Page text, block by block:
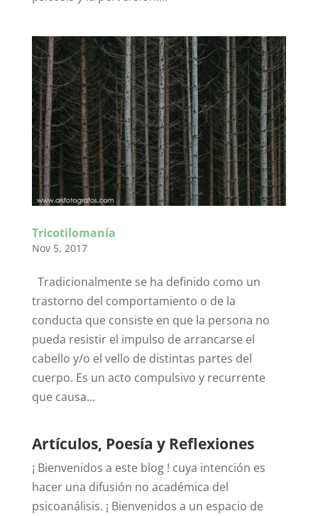
Tricotilomanía
Nov 5, 2017
Tradicionalmente se ha definido como un
trastorno del comportamiento o de la
conducta que consiste en que la persona no
pueda resistir el impulso de arrancarse el
cabello y/o el vello de distintas partes del
cuerpo. Es un acto compulsivo y recurrente
que causa...
Artículos, Poesía y Reflexiones
¡ Bienvenidos a este blog ! cuya intención es
hacer una difusión no académica del
psicoanálisis. ¡ Bienvenidos a un espacio de